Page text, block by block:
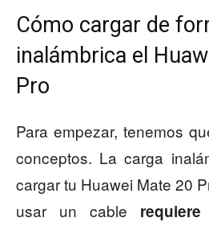
Cómo cargar de
inalámbrica el
Pro
Para empezar, tenemos
conceptos. La carga
cargar tu Huawei Mate 20
usar un cable